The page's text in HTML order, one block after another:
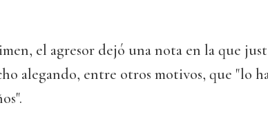
el agresor dejó una nota en la que
alegando, entre otros motivos, que "lo